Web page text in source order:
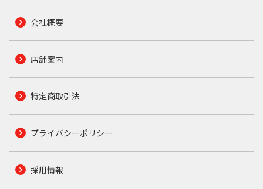
会社概要
店舗案内
特定商取引法
プライバシーポリシー
採用情報